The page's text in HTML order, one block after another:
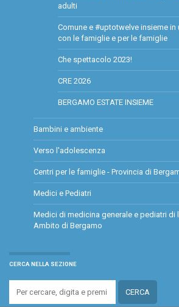
adulti
Comune e #uptotwelve insieme in
con le famiglie e per le famiglie
Che spettacolo 2023!
CRE 2026
BERGAMO ESTATE INSIEME
Bambini e ambiente
Verso l'adolescenza
Centri per le famiglie - Provincia di
Medici e Pediatri
Medici di medicina generale e pediatri di
Ambito di Bergamo
CERCA NELLA SEZIONE